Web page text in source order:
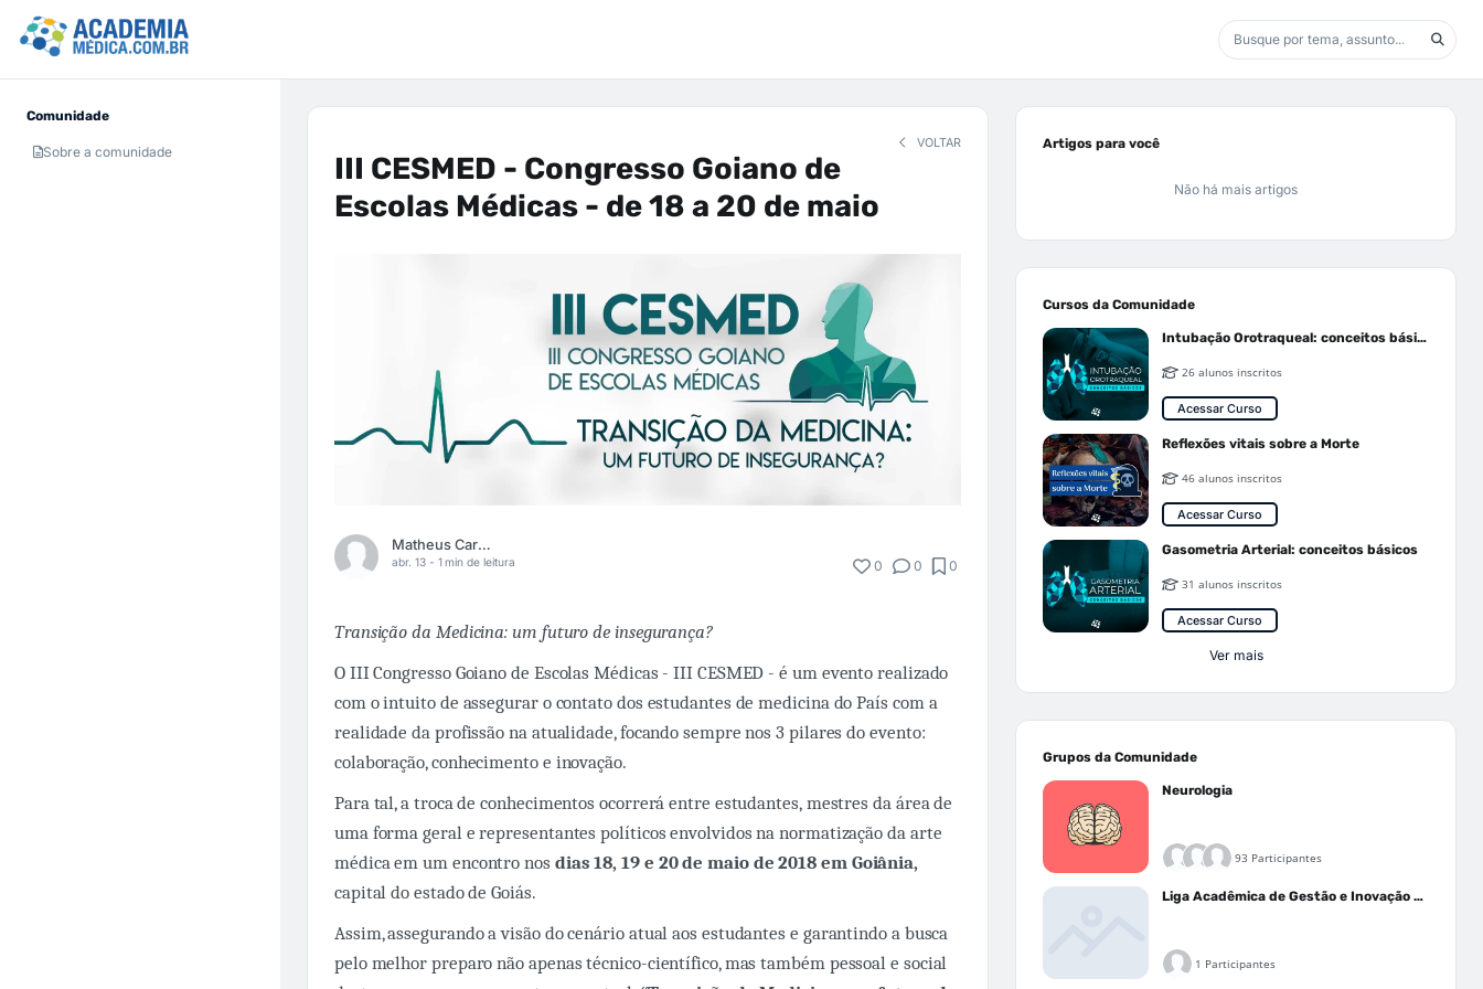
Comunidade
Sobre a comunidade
VOLTAR
III CESMED - Congresso Goiano de
Escolas Médicas - de 18 a 20 de maio
Matheus Carvalho Diniz
abr. 13 - 1 min de leitura 0 0 0
Transição da Medicina: um futuro de insegurança?
O III Congresso Goiano de Escolas Médicas - III CESMED - é um evento realizado
com o intuito de assegurar o contato dos estudantes de medicina do País com a
realidade da profissão na atualidade, focando sempre nos 3 pilares do evento:
colaboração, conhecimento e inovação.
Para tal, a troca de conhecimentos ocorrerá entre estudantes, mestres da área de
uma forma geral e representantes políticos envolvidos na normatização da arte
médica em um encontro nos dias 18, 19 e 20 de maio de 2018 em Goiânia,
capital do estado de Goiás.
Assim, assegurando a visão do cenário atual aos estudantes e garantindo a busca
pelo melhor preparo não apenas técnico-científico, mas também pessoal e social
Artigos para você
Não há mais artigos
Cursos da Comunidade
Intubação Orotraqueal: conceitos básicos
26 alunos inscritos
Acessar Curso
Reflexões vitais sobre a Morte
46 alunos inscritos
Acessar Curso
Gasometria Arterial: conceitos básicos
31 alunos inscritos
Acessar Curso
Ver mais
Grupos da Comunidade
Neurologia
93 Participantes
Liga Acadêmica de Gestão e Inovação Médica - LAGIM
1 Participantes